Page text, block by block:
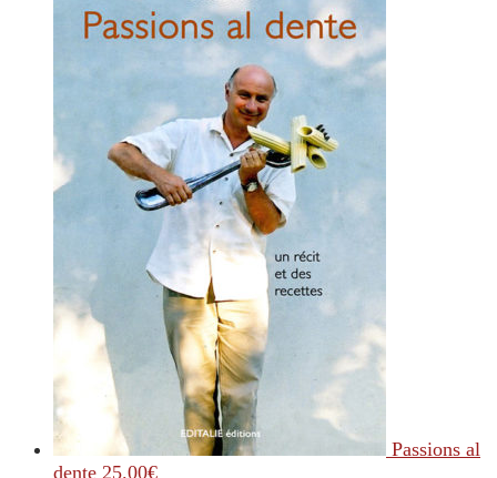
Passions al
dente 25.00€